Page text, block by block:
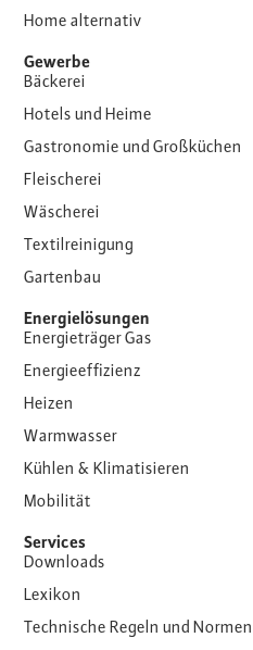
Home alternativ
Gewerbe
Bäckerei
Hotels und Heime
Gastronomie und Großküchen
Fleischerei
Wäscherei
Textilreinigung
Gartenbau
Energielösungen
Energieträger Gas
Energieeffizienz
Heizen
Warmwasser
Kühlen & Klimatisieren
Mobilität
Services
Downloads
Lexikon
Technische Regeln und Normen